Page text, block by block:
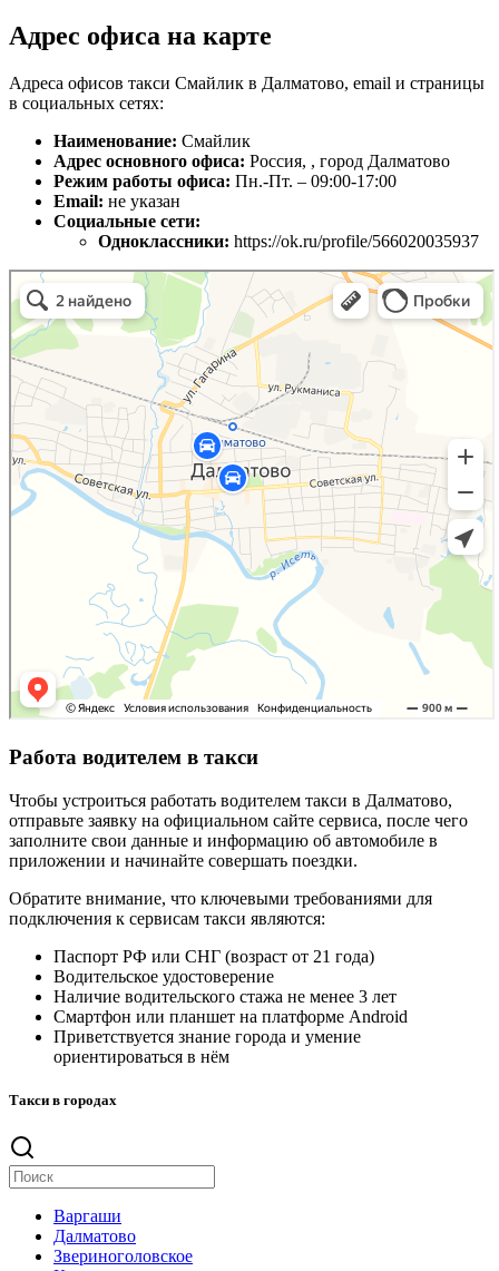
Адрес офиса на карте
Адреса офисов такси Смайлик в Далматово, email и страницы
в социальных сетях:
Наименование: Смайлик
Адрес основного офиса: Россия, , город Далматово
Режим работы офиса: Пн.-Пт. – 09:00-17:00
Email: не указан
Социальные сети:
Одноклассники: https://ok.ru/profile/566020035937
Работа водителем в такси
Чтобы устроиться работать водителем такси в Далматово,
отправьте заявку на официальном сайте сервиса, после чего
заполните свои данные и информацию об автомобиле в
приложении и начинайте совершать поездки.
Обратите внимание, что ключевыми требованиями для
подключения к сервисам такси являются:
Паспорт РФ или СНГ (возраст от 21 года)
Водительское удостоверение
Наличие водительского стажа не менее 3 лет
Смартфон или планшет на платформе Android
Приветствуется знание города и умение
ориентироваться в нём
Такси в городах
Варгаши
Далматово
Звериноголовское